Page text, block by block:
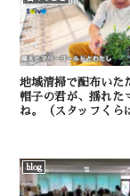
地域清掃で配布いた
帽子の君が、揺れた
ね。（スタッフくら
blog